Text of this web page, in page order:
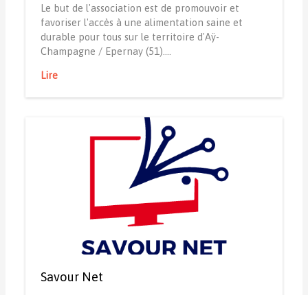
Le but de l'association est de promouvoir et
favoriser l'accès à une alimentation saine et
durable pour tous sur le territoire d'Aÿ-
Champagne / Epernay (51).…
Lire
Savour Net